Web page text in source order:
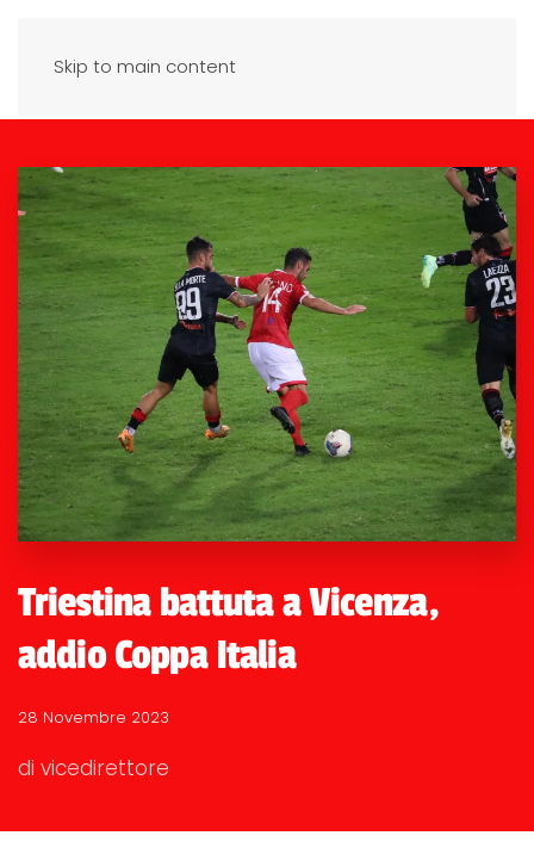
Skip to main content
Triestina battuta a Vicenza,
addio Coppa Italia
28 Novembre 2023
di vicedirettore